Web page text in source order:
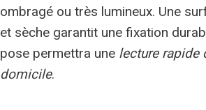
ombragé ou très lumineux. Une
et sèche garantit une fixation
pose permettra une lecture rapide
domicile.